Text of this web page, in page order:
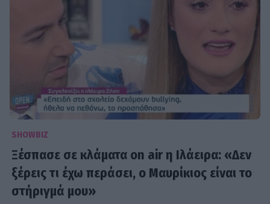
SHOWBIZ
Ξέσπασε σε κλάματα on air η Ιλάειρα: «Δεν
ξέρεις τι έχω περάσει, ο Μαυρίκιος είναι το
στήριγμά μου»